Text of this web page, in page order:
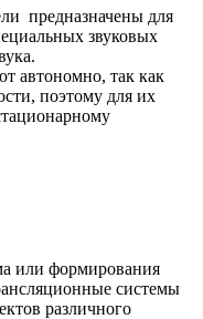
предназначены для
звуковых
автономно, так как
поэтому для их
или формирования
системы
различного